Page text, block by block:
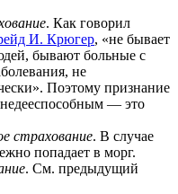
. Как говорил
И. Крюгер, «не бывает
бывают больные с
не
Поэтому признание
— это
страхование. В случае
попадает в морг.
. См. предыдущий